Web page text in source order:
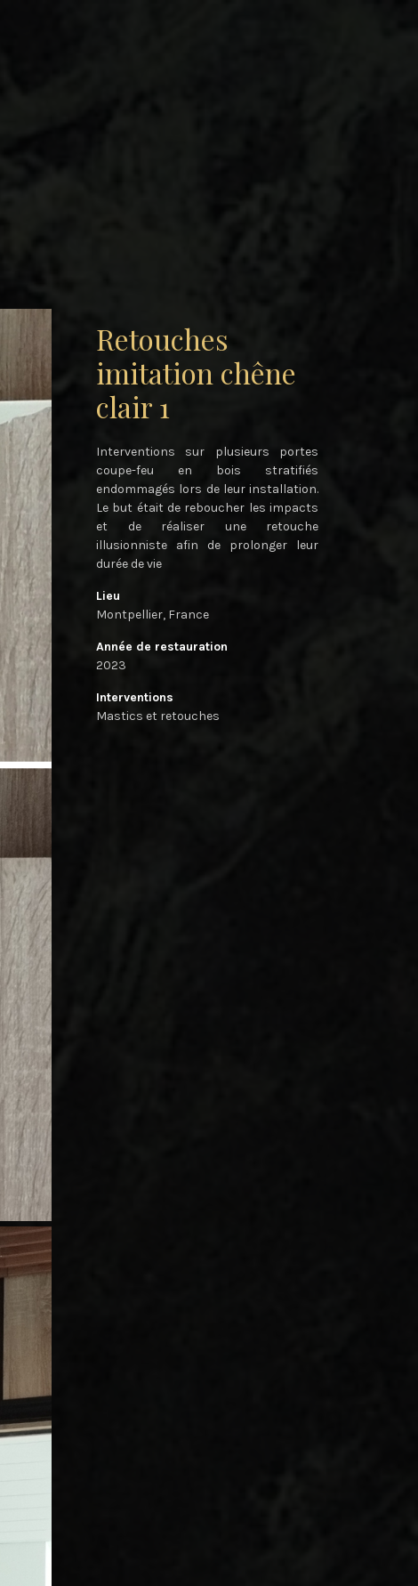
Retouches
imitation chêne
clair 1
Interventions sur plusieurs portes
coupe-feu en bois stratifiés
endommagés lors de leur installation.
Le but était de reboucher les impacts
et de réaliser une retouche
illusionniste afin de prolonger leur
durée de vie
Lieu
Montpellier, France
Année de restauration
2023
Interventions
Mastics et retouches